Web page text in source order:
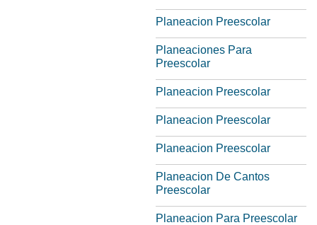
Planeacion Preescolar
Planeaciones Para
Preescolar
Planeacion Preescolar
Planeacion Preescolar
Planeacion Preescolar
Planeacion De Cantos
Preescolar
Planeacion Para Preescolar